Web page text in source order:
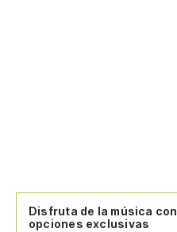
Disfruta de la música con
opciones exclusivas